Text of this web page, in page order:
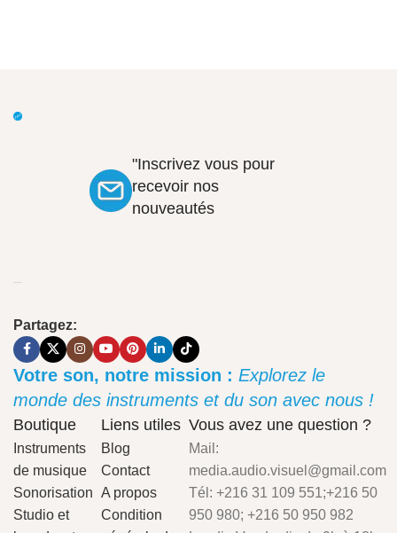
"Inscrivez vous pour
recevoir nos
nouveautés
Partagez:
Votre son, notre mission : Explorez le
monde des instruments et du son avec nous !
Boutique
Instruments
de musique
Sonorisation
Studio et
Liens utiles
Blog
Contact
A propos
Condition
Vous avez une question ?
Mail:
media.audio.visuel@gmail.com
Tél: +216 31 109 551;+216 50
950 980; +216 50 950 982